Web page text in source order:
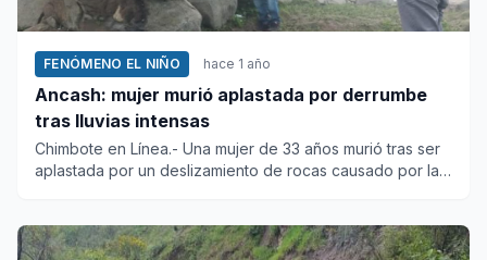
FENÓMENO EL NIÑO hace 1 año
Ancash: mujer murió aplastada por derrumbe
tras lluvias intensas
Chimbote en Línea.- Una mujer de 33 años murió tras ser
aplastada por un deslizamiento de rocas causado por las